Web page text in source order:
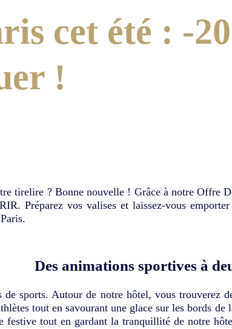
cet été : -
!
tirelire ? Bonne nouvelle ! Grâce à notre Offre
Préparez vos valises et laissez-vous
Des animations sportives à
sports. Autour de notre hôtel, vous trouverez
tout en savourant une glace sur les bords
tout en gardant la tranquillité de notre